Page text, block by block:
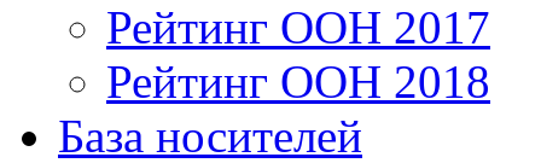
Рейтинг OOH 2017
Рейтинг OOH 2018
База носителей